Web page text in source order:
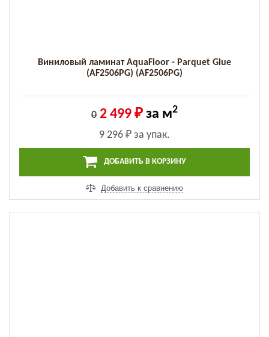
Виниловый ламинат AquaFloor - Parquet Glue
(AF2506PG) (AF2506PG)
0 2 499 ₽ за м2
9 296 ₽ за упак.
ДОБАВИТЬ В КОРЗИНУ
Добавить к сравнению